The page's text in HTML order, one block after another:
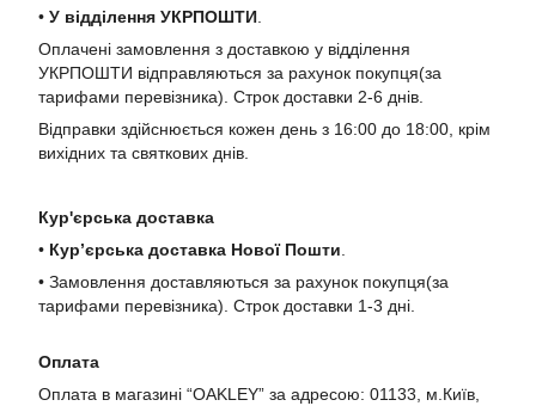
• У відділення УКРПОШТИ
Оплачені замовлення з доставкою у відділення
УКРПОШТИ відправляються за рахунок покупця(за
тарифами перевізника). Строк доставки 2-6 днів.
Відправки здійснюється кожен день з 16:00 до 18:00, крім
вихідних та святкових днів.
Кур'єрська доставка
• Кур’єрська доставка Нової Пошти
• Замовлення доставляються за рахунок покупця(за
тарифами перевізника). Строк доставки 1-3 дні.
Оплата
Оплата в магазині “OAKLEY” за адресою: 01133, м.Київ,